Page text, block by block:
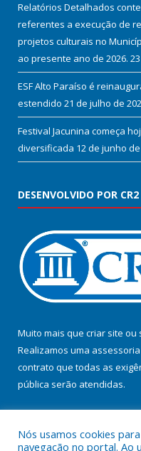
Relatórios Detalhados
referentes a execução de
projetos culturais no
ao presente ano de 2026.
ESF Alto Paraíso é
estendido 21 de julho de
Festival Jacunina começa
diversificada 12 de junho
DESENVOLVIDO POR CR2
Muito mais que criar site ou
Realizamos uma assessoria
contrato que todas as
pública serão atendidas.
Nós usamos cookies
navegação no portal. Ao